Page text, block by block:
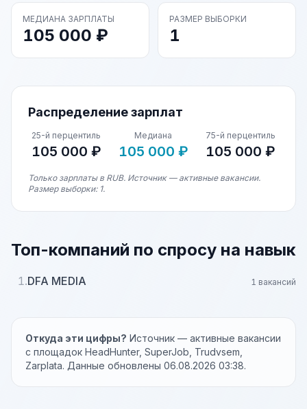
МЕДИАНА ЗАРПЛАТЫ
105 000 ₽
РАЗМЕР ВЫБОРКИ
1
Распределение зарплат
25-й перцентиль
105 000 ₽
Медиана
105 000 ₽
75-й перцентиль
105 000 ₽
Только зарплаты в RUB. Источник — активные вакансии.
Размер выборки: 1.
Топ-компаний по спросу на навык
1.DFA MEDIA 1 вакансий
Откуда эти цифры? Источник — активные вакансии
с площадок HeadHunter, SuperJob, Trudvsem,
Zarplata. Данные обновлены 06.08.2026 03:38.